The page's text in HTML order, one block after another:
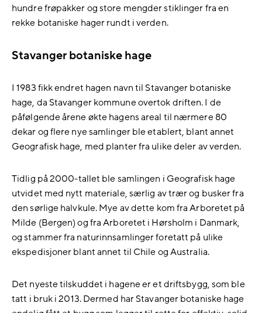
hundre frøpakker og store mengder stiklinger fra en
rekke botaniske hager rundt i verden.
Stavanger botaniske hage
I 1983 fikk endret hagen navn til Stavanger botaniske
hage, da Stavanger kommune overtok driften. I de
påfølgende årene økte hagens areal til nærmere 80
dekar og flere nye samlinger ble etablert, blant annet
Geografisk hage, med planter fra ulike deler av verden.
Tidlig på 2000-tallet ble samlingen i Geografisk hage
utvidet med nytt materiale, særlig av trær og busker fra
den sørlige halvkule. Mye av dette kom fra Arboretet på
Milde (Bergen) og fra Arboretet i Hørsholm i Danmark,
og stammer fra naturinnsamlinger foretatt på ulike
ekspedisjoner blant annet til Chile og Australia.
Det nyeste tilskuddet i hagene er et driftsbygg, som ble
tatt i bruk i 2013. Dermed har Stavanger botaniske hage